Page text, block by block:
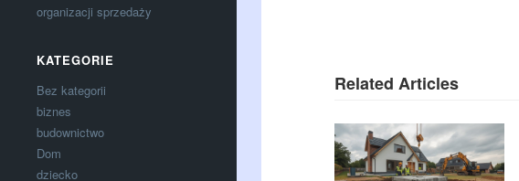
organizacji sprzedaży
KATEGORIE
Bez kategorii
biznes
budownictwo
Dom
dziecko
Related Articles